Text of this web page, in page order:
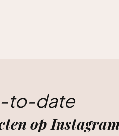
to-date
op